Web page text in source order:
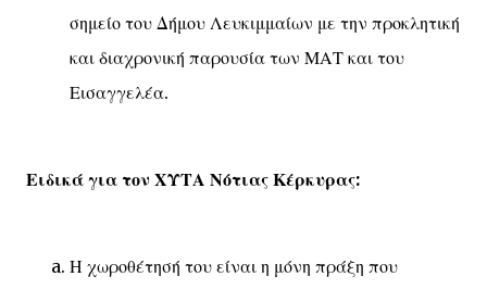
σημείο του Δήμου Λευκιμμαίων με την προκλητική
και διαχρονική παρουσία των ΜΑΤ και του
Εισαγγελέα.
Ειδικά για τον ΧΥΤΑ Νότιας Κέρκυρας:
Η χωροθέτησή του είναι η μόνη πράξη που